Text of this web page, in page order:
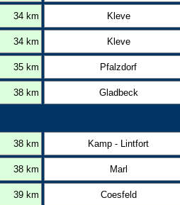
34 km Kleve
34 km Kleve
35 km Pfalzdorf
38 km Gladbeck
38 km Kamp - Lintfort
38 km Marl
39 km Coesfeld